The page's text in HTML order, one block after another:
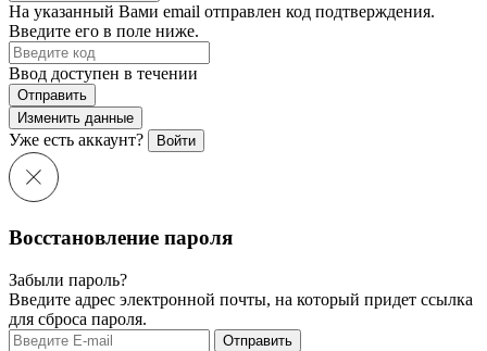
На указанный Вами email отправлен код подтверждения.
Введите его в поле ниже.
Ввод доступен в течении
Отправить
Изменить данные
Уже есть аккаунт? Войти
Восстановление пароля
Забыли пароль?
Введите адрес электронной почты, на который придет ссылка
для сброса пароля.
Отправить